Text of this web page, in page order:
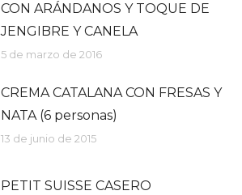
CON ARÁNDANOS Y TOQUE DE
JENGIBRE Y CANELA
5 de marzo de 2016
CREMA CATALANA CON FRESAS Y
NATA (6 personas)
13 de junio de 2015
PETIT SUISSE CASERO